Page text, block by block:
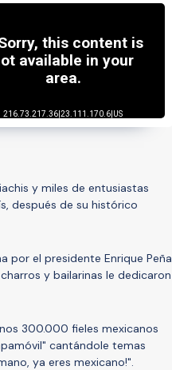
y miles de entusiastas
después de su histórico
por el presidente Enrique Peña
y bailarinas le dedicaron
300.000 fieles mexicanos
cantándole temas
ya eres mexicano!".